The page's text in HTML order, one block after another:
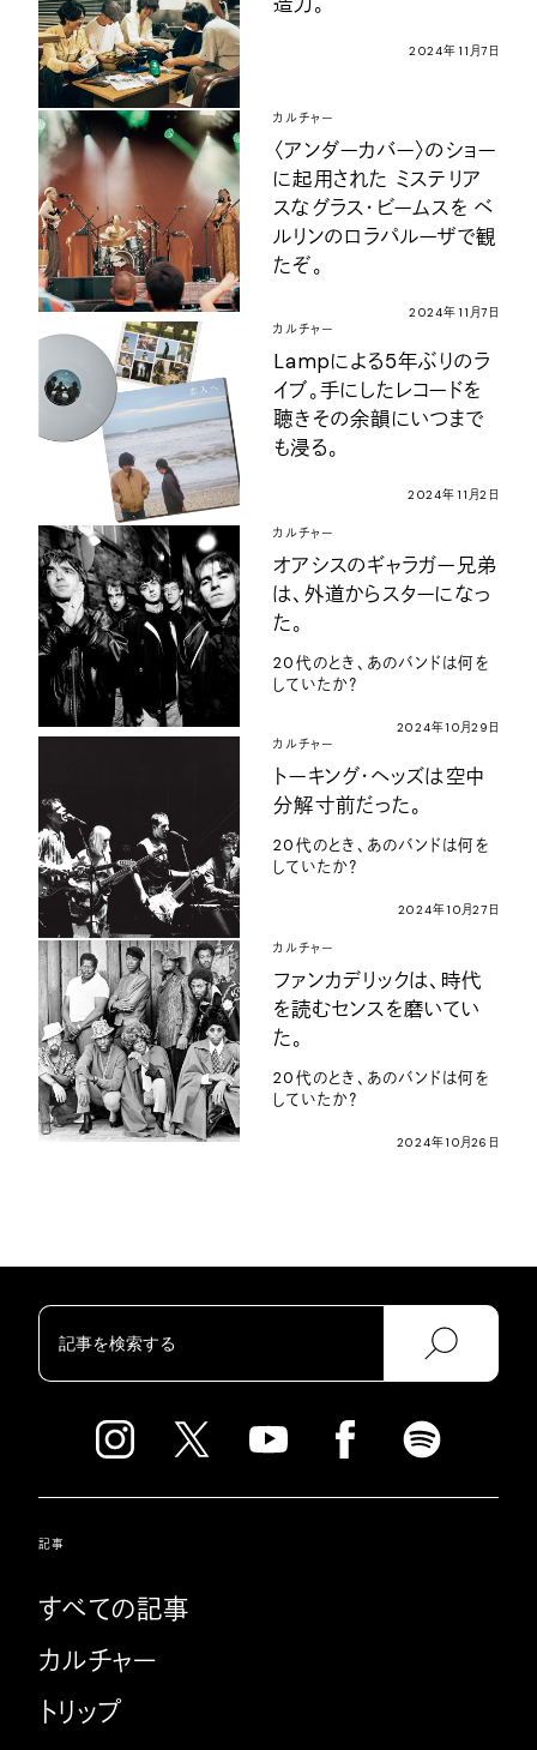
2024年11月7日
カルチャー
〈アンダーカバー〉のショー
に起用された ミステリア
スなグラス・ビームスを ベ
ルリンのロラパルーザで観
たぞ。
2024年11月7日
カルチャー
Lampによる5年ぶりのラ
イブ。手にしたレコードを
聴きその余韻にいつまで
も浸る。
2024年11月2日
カルチャー
オアシスのギャラガー兄弟
は、外道からスターになっ
た。
20代のとき、あのバンドは何を
していたか？
2024年10月29日
カルチャー
トーキング・ヘッズは空中
分解寸前だった。
20代のとき、あのバンドは何を
していたか？
2024年10月27日
カルチャー
ファンカデリックは、時代
を読むセンスを磨いてい
た。
20代のとき、あのバンドは何を
していたか？
2024年10月26日
記事
すべての記事
カルチャー
トリップ